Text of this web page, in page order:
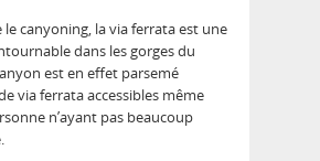
canyoning, la via ferrata est une
dans les gorges du
est en effet parsemé
via ferrata accessibles même
n’ayant pas beaucoup